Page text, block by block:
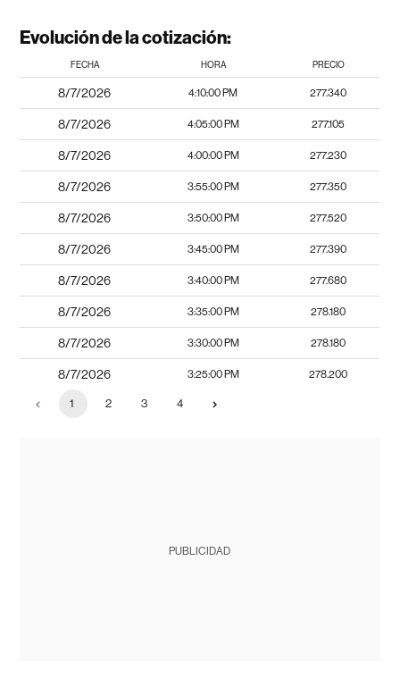
Evolución de la cotización:
FECHA HORA PRECIO
8/7/2026 4:10:00 PM 277.340
8/7/2026 4:05:00 PM 277.105
8/7/2026 4:00:00 PM 277.230
8/7/2026 3:55:00 PM 277.350
8/7/2026 3:50:00 PM 277.520
8/7/2026 3:45:00 PM 277.390
8/7/2026 3:40:00 PM 277.680
8/7/2026 3:35:00 PM 278.180
8/7/2026 3:30:00 PM 278.180
8/7/2026 3:25:00 PM 278.200
1 2 3 4
PUBLICIDAD